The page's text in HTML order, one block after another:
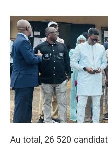
Au total, 26 520